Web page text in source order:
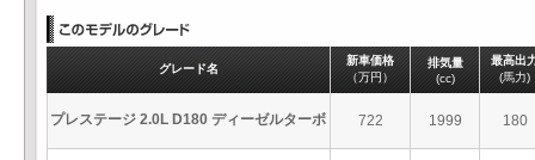
グレード名
新車価格
（万円）
排気量
(cc)
最高出
(馬力)
プレステージ 2.0L D180 ディーゼルターボ 722 1999 180